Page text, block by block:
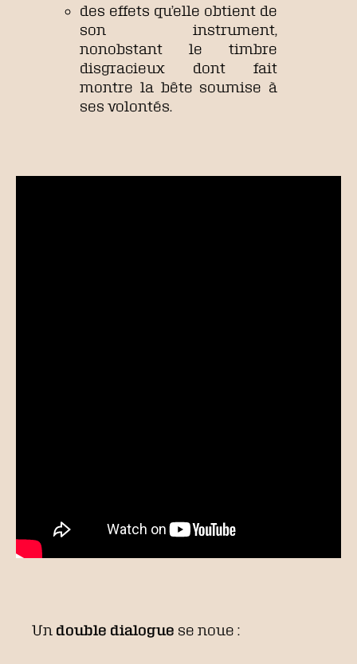
des effets qu’elle obtient de
son instrument,
nonobstant le timbre
disgracieux dont fait
montre la bête soumise à
ses volontés.
Un double dialogue se noue :